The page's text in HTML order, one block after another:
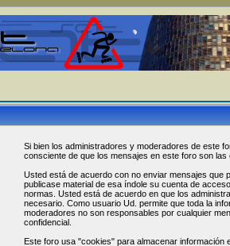
Si bien los administradores y moderadores de este
consciente de que los mensajes en este foro son
Usted está de acuerdo con no enviar mensajes que
publicase material de esa índole su cuenta de
normas. Usted está de acuerdo en que los
necesario. Como usuario Ud. permite que toda la
moderadores no son responsables por cualquier
confidencial.
Este foro usa "cookies" para almacenar